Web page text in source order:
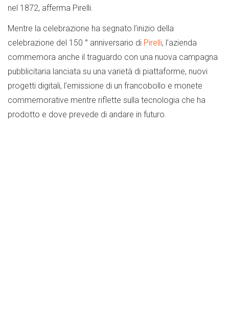
nel 1872, afferma Pirelli.
Mentre la celebrazione ha segnato l’inizio della
celebrazione del 150 ° anniversario di Pirelli, l’azienda
commemora anche il traguardo con una nuova campagna
pubblicitaria lanciata su una varietà di piattaforme, nuovi
progetti digitali, l’emissione di un francobollo e monete
commemorative mentre riflette sulla tecnologia che ha
prodotto e dove prevede di andare in futuro.